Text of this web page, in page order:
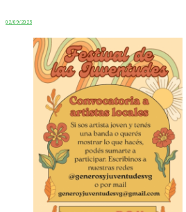
02/09/2025